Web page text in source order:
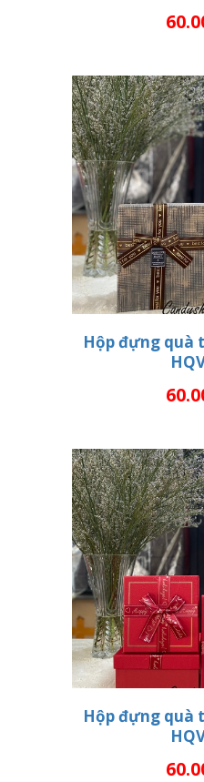
THÊM
Hộp đựng quà
Hộp đựng quà